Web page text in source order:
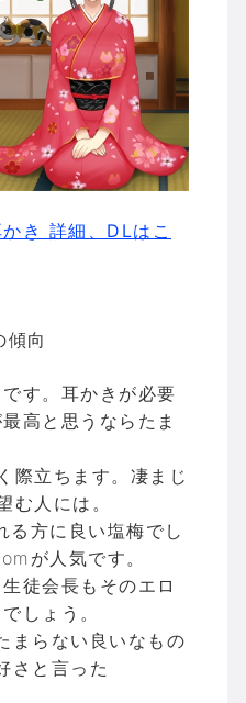
き 詳細、DLはこ
傾向
す。耳かきが必要
高と思うならたま
際立ちます。凄まじ
む人には。
方に良い塩梅でし
が人気です。
徒会長もそのエロ
しょう。
まらない良いなもの
さと言った